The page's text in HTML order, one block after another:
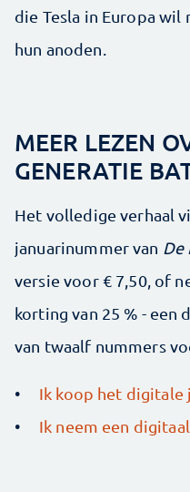
die Tesla in Europa
hun anoden.
MEER LEZEN
GENERATIE
Het volledige verhaal
januarinummer van De
versie voor € 7,50, of
korting van 25 % - een
van twaalf nummers
• Ik koop het digitale
• Ik neem een